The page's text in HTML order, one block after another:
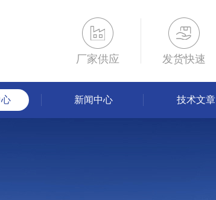
厂家供应 发货快速
新闻中心 技术文章